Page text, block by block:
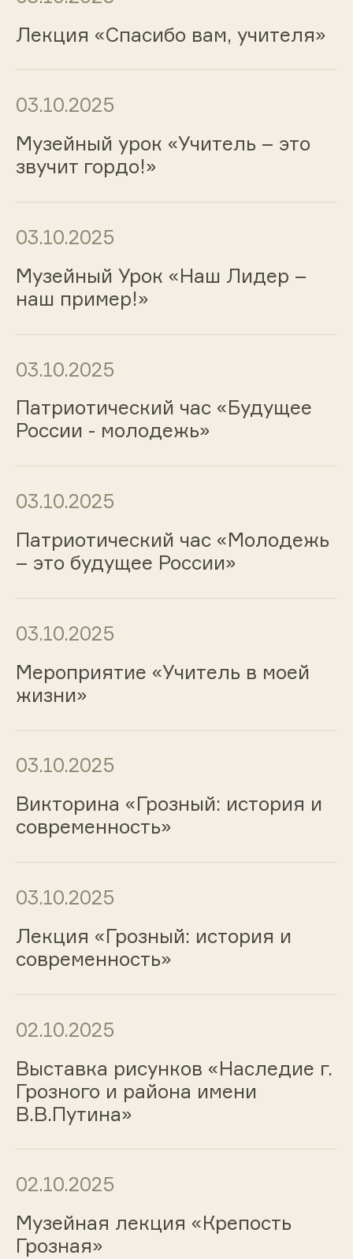
Лекция «Спасибо вам, учителя»
03.10.2025
Музейный урок «Учитель – это
звучит гордо!»
03.10.2025
Музейный Урок «Наш Лидер –
наш пример!»
03.10.2025
Патриотический час «Будущее
России - молодежь»
03.10.2025
Патриотический час «Молодежь
– это будущее России»
03.10.2025
Мероприятие «Учитель в моей
жизни»
03.10.2025
Викторина «Грозный: история и
современность»
03.10.2025
Лекция «Грозный: история и
современность»
02.10.2025
Выставка рисунков «Наследие г.
Грозного и района имени
В.В.Путина»
02.10.2025
Музейная лекция «Крепость
Грозная»